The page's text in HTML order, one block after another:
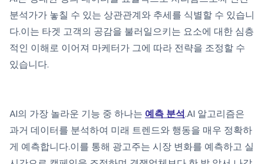
분석가가 놓칠 수 있는 상관관계와 추세를 식별할 수 있습니
다.이는 타겟 고객의 공감을 불러일으키는 요소에 대한 심층
적인 이해로 이어져 마케터가 그에 따라 전략을 조정할 수
있습니다.
AI의 가장 놀라운 기능 중 하나는 예측 분석.AI 알고리즘은
과거 데이터를 분석하여 미래 트렌드와 행동을 매우 정확하
게 예측합니다.이를 통해 광고주는 시장 변화를 예측하고 실